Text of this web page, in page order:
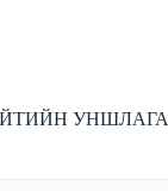
УНШЛАГА